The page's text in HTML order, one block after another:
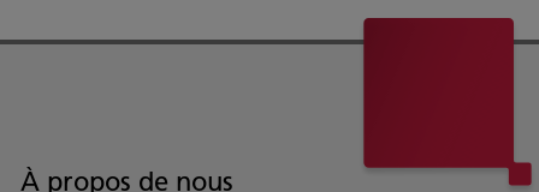
À propos de nous